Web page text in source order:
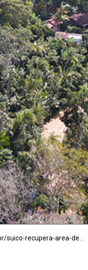
recuperar uma
área degrada
https://ekkogreen.com.br/suico-recupera-area-degradada/?utm_source=google&utm_medium=discover&utm_campaign=web-story